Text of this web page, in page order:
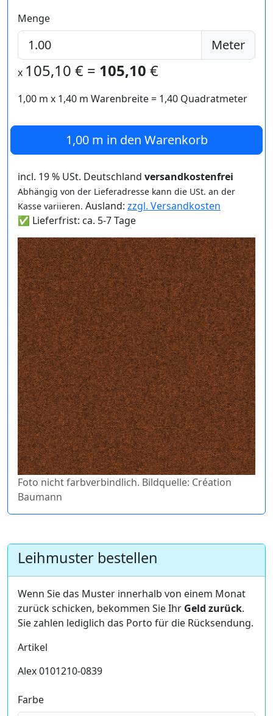
Menge
Meter
x 105,10 € = 105,10 €
1,00 m x 1,40 m Warenbreite = 1,40 Quadratmeter
1,00 m in den Warenkorb
incl. 19 % USt. Deutschland versandkostenfrei
Abhängig von der Lieferadresse kann die USt. an der
Kasse variieren. Ausland: zzgl. Versandkosten
✅ Lieferfrist: ca. 5-7 Tage
Foto nicht farbverbindlich. Bildquelle: Création
Baumann
Leihmuster bestellen
Wenn Sie das Muster innerhalb von einem Monat
zurück schicken, bekommen Sie Ihr Geld zurück.
Sie zahlen lediglich das Porto für die Rücksendung.
Artikel
Alex 0101210-0839
Farbe